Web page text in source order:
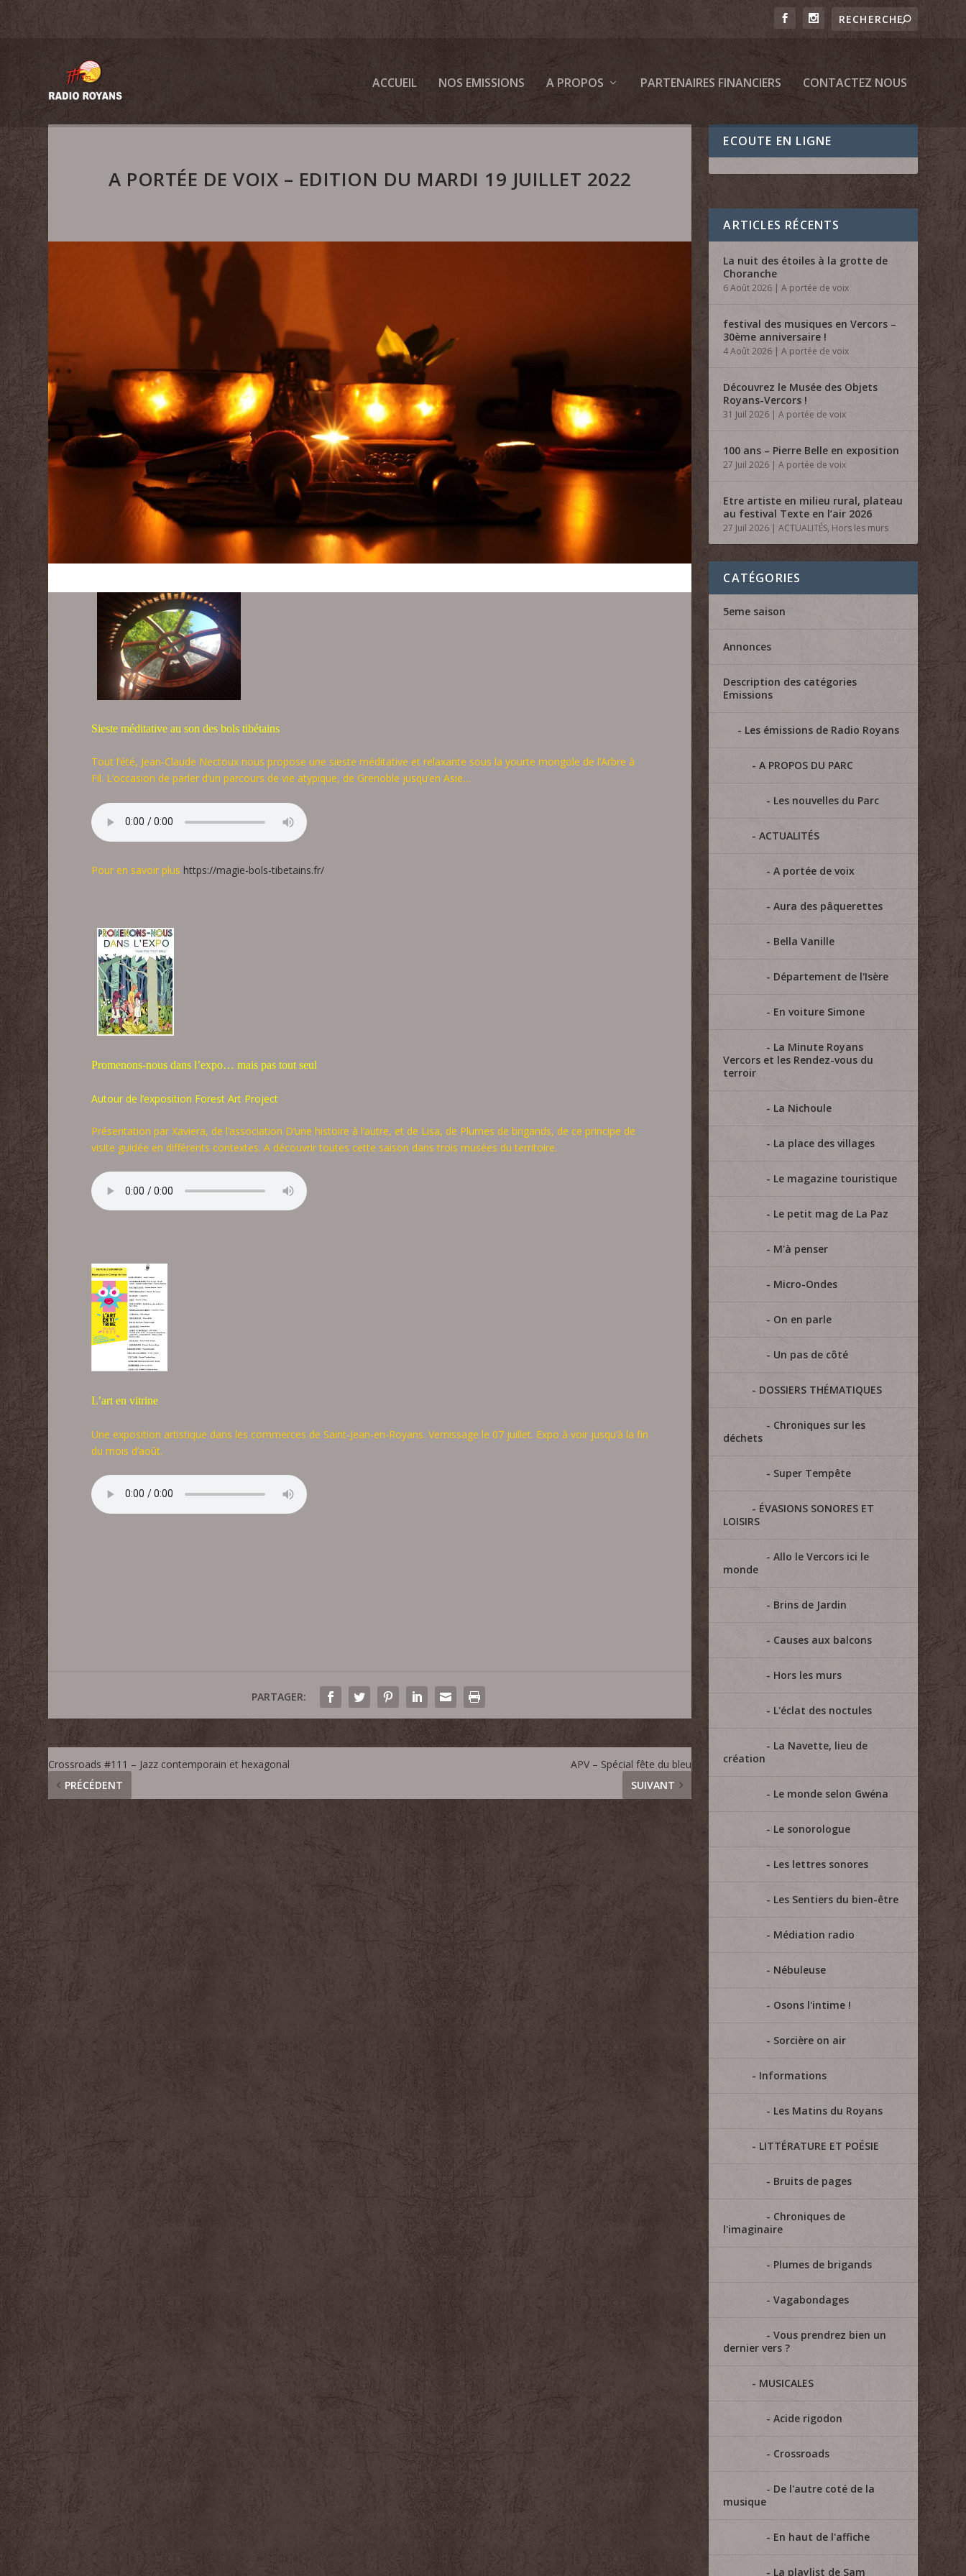
ACCUEIL NOS EMISSIONS A PROPOS PARTENAIRES FINANCIERS CONTACTEZ NOUS
A PORTÉE DE VOIX – EDITION DU MARDI 19 JUILLET 2022
Sieste méditative au son des bols tibétains
Tout l’été, Jean-Claude Nectoux nous propose une sieste méditative et relaxante sous la yourte mongole de l’Arbre à
Fil. L’occasion de parler d’un parcours de vie atypique, de Grenoble jusqu’en Asie…
Pour en savoir plus https://magie-bols-tibetains.fr/
Promenons-nous dans l’expo… mais pas tout seul
Autour de l’exposition Forest Art Project
Présentation par Xaviera, de l’association D’une histoire à l’autre, et de Lisa, de Plumes de brigands, de ce principe de
visite guidée en différents contextes. A découvrir toutes cette saison dans trois musées du territoire.
L’art en vitrine
Une exposition artistique dans les commerces de Saint-Jean-en-Royans. Vernissage le 07 juillet. Expo à voir jusqu’à la fin
du mois d’août.
PARTAGER:
Crossroads #111 – Jazz contemporain et hexagonal
PRÉCÉDENT
APV – Spécial fête du bleu
SUIVANT
ECOUTE EN LIGNE
ARTICLES RÉCENTS
La nuit des étoiles à la grotte de
Choranche
6 Août 2026 |A portée de voix
festival des musiques en Vercors –
30ème anniversaire !
4 Août 2026 |A portée de voix
Découvrez le Musée des Objets
Royans-Vercors !
31 Juil 2026 |A portée de voix
100 ans – Pierre Belle en exposition
27 Juil 2026 |A portée de voix
Etre artiste en milieu rural, plateau
au festival Texte en l’air 2026
27 Juil 2026 |ACTUALITÉS, Hors les murs
CATÉGORIES
5eme saison
Annonces
Description des catégories
Emissions
Les émissions de Radio Royans
A PROPOS DU PARC
Les nouvelles du Parc
ACTUALITÉS
A portée de voix
Aura des pâquerettes
Bella Vanille
Département de l'Isère
En voiture Simone
La Minute Royans
Vercors et les Rendez-vous du
terroir
La Nichoule
La place des villages
Le magazine touristique
Le petit mag de La Paz
M'à penser
Micro-Ondes
On en parle
Un pas de côté
DOSSIERS THÉMATIQUES
Chroniques sur les
déchets
Super Tempête
ÉVASIONS SONORES ET
LOISIRS
Allo le Vercors ici le
monde
Brins de Jardin
Causes aux balcons
Hors les murs
L'éclat des noctules
La Navette, lieu de
création
Le monde selon Gwéna
Le sonorologue
Les lettres sonores
Les Sentiers du bien-être
Médiation radio
Nébuleuse
Osons l'intime !
Sorcière on air
Informations
Les Matins du Royans
LITTÉRATURE ET POÉSIE
Bruits de pages
Chroniques de
l'imaginaire
Plumes de brigands
Vagabondages
Vous prendrez bien un
dernier vers ?
MUSICALES
Acide rigodon
Crossroads
De l'autre coté de la
musique
En haut de l'affiche
La playlist de Sam